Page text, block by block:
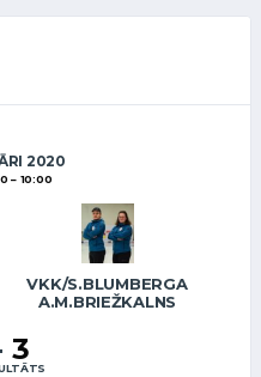
2020
10:00
VKK/S.BLUMBERGA
A.M.BRIEŽKALNS
3